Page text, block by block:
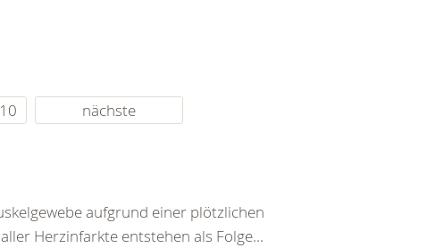
10 nächste
aufgrund einer plötzlichen
Herzinfarkte entstehen als Folge...